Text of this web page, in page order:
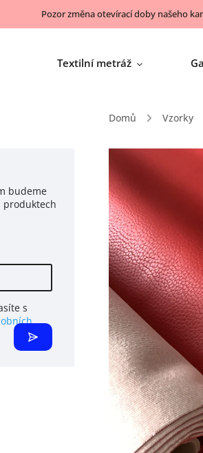
Pozor změna otevírací doby našeho
Textilní metráž
Domů / Vzorky
budeme
produktech
s